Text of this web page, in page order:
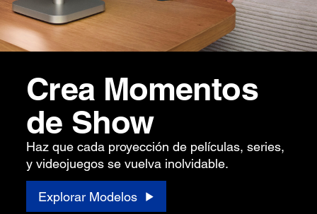
Crea Momentos
de Show
Haz que cada proyección de películas, series,
y videojuegos se vuelva inolvidable.
Explorar Modelos